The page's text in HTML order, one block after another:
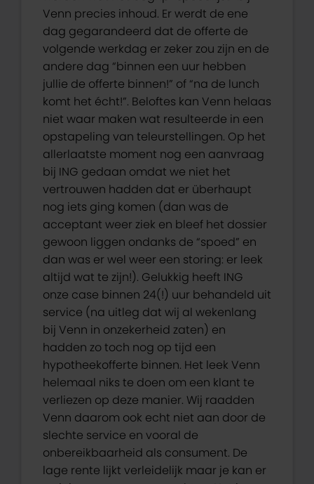
Venn precies inhoud. Er werdt de ene
dag gegarandeerd dat de offerte de
volgende werkdag er zeker zou zijn en de
andere dag “binnen een uur hebben
jullie de offerte binnen!” of “na de lunch
komt het écht!”. Beloftes kan Venn helaas
niet waar maken wat resulteerde in een
opstapeling van teleurstellingen. Op het
allerlaatste moment nog een aanvraag
bij ING gedaan omdat we niet het
vertrouwen hadden dat er überhaupt
nog iets ging komen (dan was de
acceptant weer ziek en bleef het dossier
gewoon liggen ondanks de “spoed” en
dan was er wel weer een storing: er leek
altijd wat te zijn!). Gelukkig heeft ING
onze case binnen 24(!) uur behandeld uit
service (na uitleg dat wij al wekenlang
bij Venn in onzekerheid zaten) en
hadden zo toch nog op tijd een
hypotheekofferte binnen. Het leek Venn
helemaal niks te doen om een klant te
verliezen op deze manier. Wij raadden
Venn daarom ook echt niet aan door de
slechte service en vooral de
onbereikbaarheid als consument. De
lage rente lijkt verleidelijk maar je kan er